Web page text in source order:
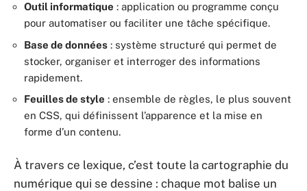
Outil informatique : application ou programme conçu
pour automatiser ou faciliter une tâche spécifique.
Base de données : système structuré qui permet de
stocker, organiser et interroger des informations
rapidement.
Feuilles de style : ensemble de règles, le plus souvent
en CSS, qui définissent l’apparence et la mise en
forme d’un contenu.
À travers ce lexique, c’est toute la cartographie du
numérique qui se dessine : chaque mot balise un